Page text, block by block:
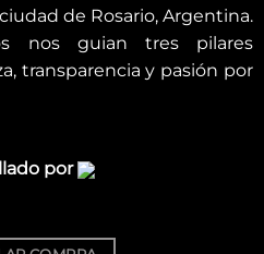
de Rosario, Argentina.
nos guian tres pilares
transparencia y pasión por
por